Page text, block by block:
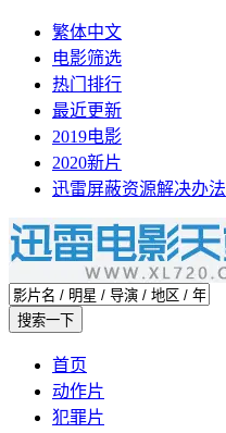
繁体中文
电影筛选
热门排行
最近更新
2019电影
2020新片
迅雷屏蔽资源解决办法
首页
动作片
犯罪片